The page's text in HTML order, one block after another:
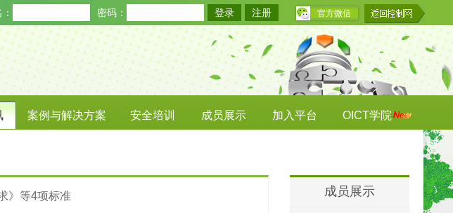
官方微信
密码： 登录 注册
案例与解决方案 安全培训 成员展示 加入平台 OICT学院
》等4项标准 成员展示